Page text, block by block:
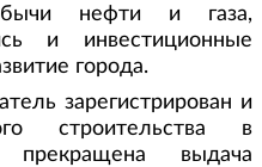
нефти и газа,
и инвестиционные
города.
зарегистрирован и
строительства в
выдача